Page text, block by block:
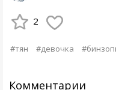
2
#тян #девочка
Комментарии